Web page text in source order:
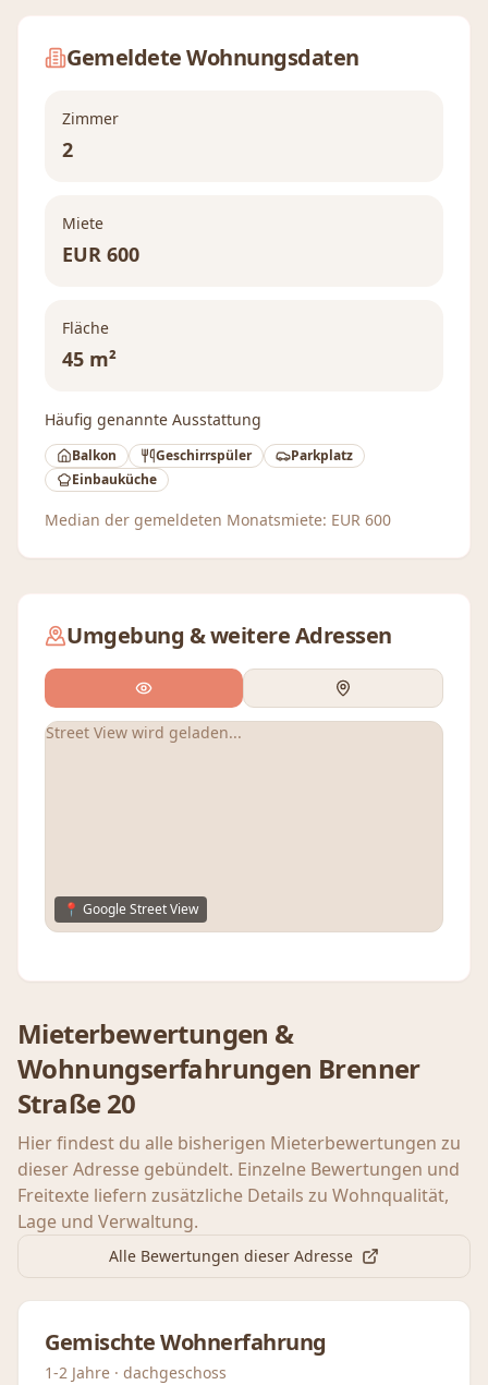
Gemeldete Wohnungsdaten
Zimmer
2
Miete
EUR 600
Fläche
45 m²
Häufig genannte Ausstattung
Balkon Geschirrspüler
Parkplatz
Einbauküche
Median der gemeldeten Monatsmiete: EUR 600
Umgebung & weitere Adressen
Street View wird geladen...
📍 Google Street View
Mieterbewertungen &
Wohnungserfahrungen Brenner
Straße 20
Hier findest du alle bisherigen Mieterbewertungen zu
dieser Adresse gebündelt. Einzelne Bewertungen und
Freitexte liefern zusätzliche Details zu Wohnqualität,
Lage und Verwaltung.
Alle Bewertungen dieser Adresse
Gemischte Wohnerfahrung
1-2 Jahre · dachgeschoss